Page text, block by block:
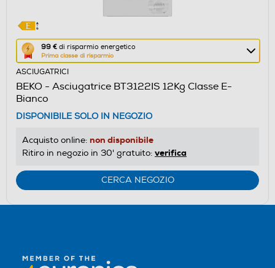
99 € di risparmio energetico
Prima classe di risparmio
Questa
azione
aprirà
il
Calcolatore
di
risparmio
energetico
Youreko.
ASCIUGATRICI
BEKO - Asciugatrice BT3122IS 12Kg Classe E-
Bianco
DISPONIBILE SOLO IN NEGOZIO
Acquisto online: non disponibile
Ritiro in negozio in 30' gratuito: verifica
CERCA NEGOZIO